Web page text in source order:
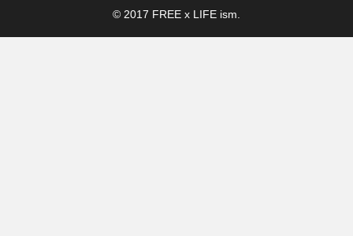
© 2017 FREE x LIFE ism.